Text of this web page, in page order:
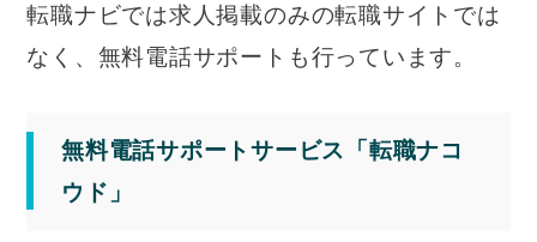
転職ナビでは求人掲載のみの転職サイトでは
なく、無料電話サポートも行っています。
無料電話サポートサービス「転職ナコ
ウド」